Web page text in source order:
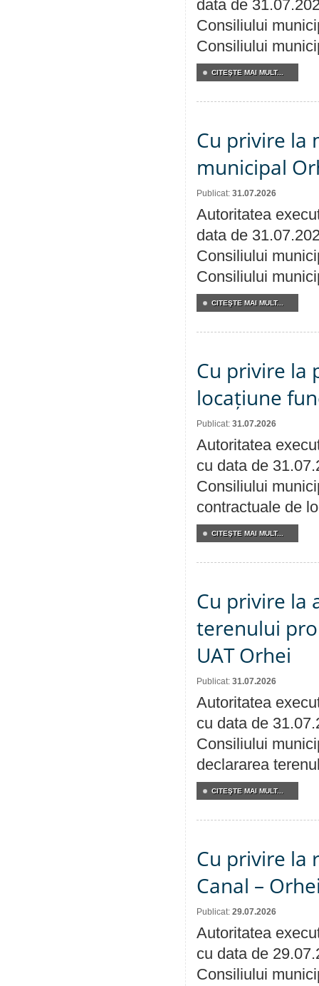
data de
Consiliului
Consiliului
CITEŞTE MAI MULT...
Cu privire la
municipal
Publicat: 31.07.2026
Autoritatea
data de
Consiliului
Consiliului
CITEŞTE MAI MULT...
Cu privire la
locațiune
Publicat: 31.07.2026
Autoritatea
cu data de
Consiliului
contractuale de
CITEŞTE MAI MULT...
Cu privire la
terenului
UAT Orhei
Publicat: 31.07.2026
Autoritatea
cu data de
Consiliului
declararea
CITEŞTE MAI MULT...
Cu privire la
Canal –
Publicat: 29.07.2026
Autoritatea
cu data de
Consiliului